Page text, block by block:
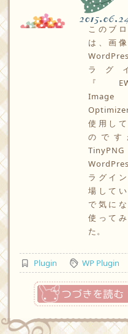
このブ
は、画
ラグ
『
Image
使用し
のです
ラグイ
場して
で気に
使って
た。
Plugin WP Plugin